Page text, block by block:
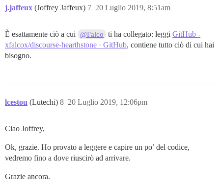
j.jaffeux (Joffrey Jaffeux) 20 Luglio 2019, 8:51am
7
È esattamente ciò a cui @Falco ti ha collegato: leggiGitHub -
xfalcox/discourse-hearthstone · GitHub, contiene tutto ciò di cui hai
bisogno.
lcestou (Lutechi) 20 Luglio 2019, 12:06pm
8
Ciao Joffrey,
Ok, grazie. Ho provato a leggere e capire un po’ del codice,
vedremo fino a dove riuscirò ad arrivare.
Grazie ancora.